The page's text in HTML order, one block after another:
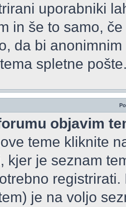
uporabniki
in še to samo,
da bi
spletne
objavim
teme kliknite
kjer je seznam
je na voljo